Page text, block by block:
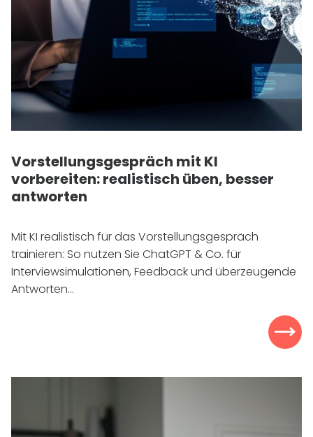
Vorstellungsgespräch mit KI
vorbereiten: realistisch üben, besser
antworten
MitKI realistisch für das Vorstellungsgespräch
trainieren: So nutzen Sie ChatGPT & Co. für
Interviewsimulationen, Feedback und überzeugende
Antworten...